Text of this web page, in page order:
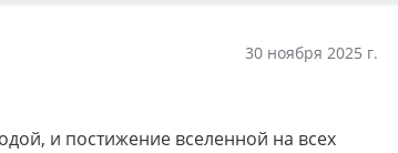
30 ноября 2025 г.
и постижение вселенной на всех